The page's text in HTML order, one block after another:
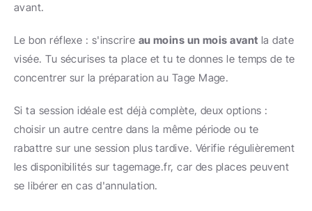
avant.
Le bon réflexe : s'inscrire au moins un mois avant la date
visée. Tu sécurises ta place et tu te donnes le temps de te
concentrer sur la préparation au Tage Mage.
Si ta session idéale est déjà complète, deux options :
choisir un autre centre dans la même période ou te
rabattre sur une session plus tardive. Vérifie régulièrement
les disponibilités sur tagemage.fr, car des places peuvent
se libérer en cas d'annulation.